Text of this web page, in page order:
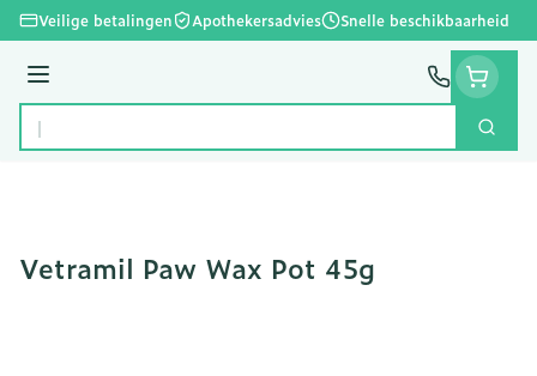
Ga naar de inhoud
Veilige betalingen Apothekersadvies Snelle beschikbaarheid
Menu
Product, merk, categorie...
Zoek
Vetramil Paw Wax Pot 45g